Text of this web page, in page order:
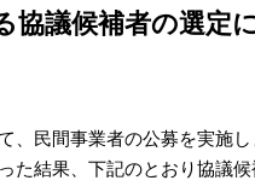
協議候補者の選定
民間事業者の公募を実施し
結果、下記のとおり協議